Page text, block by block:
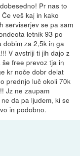
Pr nas to
veš kaj in kako
serviserjev se pa sam
letnik 93 po
dobim za 2,5k in ga
V avstriji ti jih dajo z
free prevoz tja in
kr noče dobr delat
prednjo luč okoli 70k
Jz ne zaupam
da pa ljudem, ki se
in podobno.